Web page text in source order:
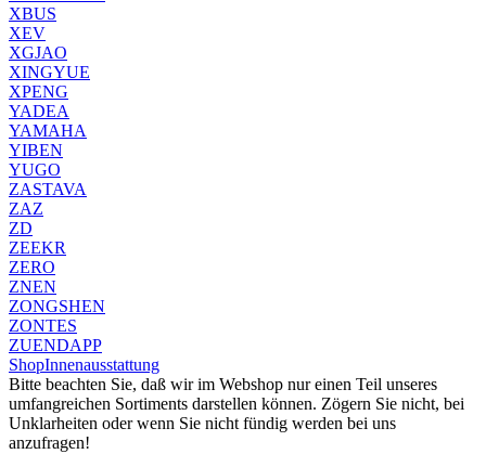
XBUS
XEV
XGJAO
XINGYUE
XPENG
YADEA
YAMAHA
YIBEN
YUGO
ZASTAVA
ZAZ
ZD
ZEEKR
ZERO
ZNEN
ZONGSHEN
ZONTES
ZUENDAPP
ShopInnenausstattung
Bitte beachten Sie, daß wir im Webshop nur einen Teil unseres
umfangreichen Sortiments darstellen können. Zögern Sie nicht, bei
Unklarheiten oder wenn Sie nicht fündig werden bei uns
anzufragen!